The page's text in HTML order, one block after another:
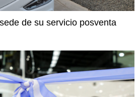
de su servicio posventa